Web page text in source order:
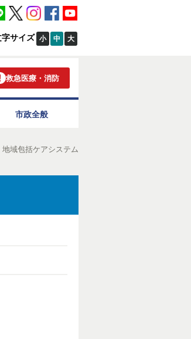
字サイズ 小 中 大
救急医療・消防
市政全般
域包括ケアシステム